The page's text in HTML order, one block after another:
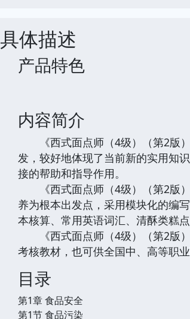
具体描述
产品特色
内容简介
《西式面点师（4级）（第2版）/
发，较好地体现了当前新的实用知
接的帮助和指导作用。
《西式面点师（4级）（第2版）/
养为根本出发点，采用模块化的编
本核算、常用英语词汇、清酥类糕
《西式面点师（4级）（第2版）/
考核教材，也可供全国中、高等职
目录
第1章 食品安全
第1节 食品污染